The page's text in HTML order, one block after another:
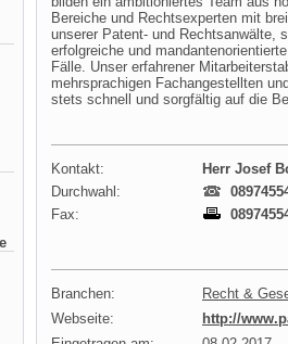
Bereiche und Rechtsexperten mit
unserer Patent- und Rechtsanwälte,
erfolgreiche und
Fälle. Unser erfahrener
mehrsprachigen Fachangestellten
stets schnell und sorgfältig auf die
Kontakt:
Herr Josef
Durchwahl:
Fax:
Branchen:
Recht &
Webseite:
http://